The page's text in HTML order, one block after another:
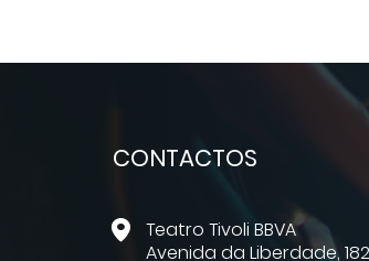
CONTACTOS
Teatro Tivoli BBVA
Avenida da Liberdade,